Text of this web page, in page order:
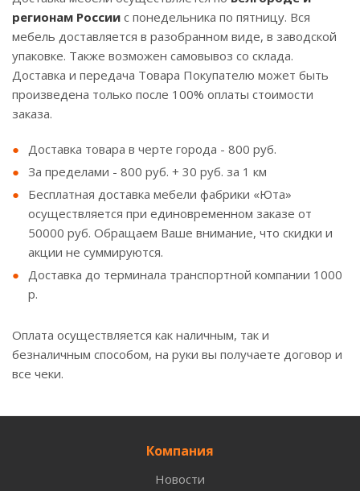
регионам России с понедельника по пятницу. Вся
мебель доставляется в разобранном виде, в заводской
упаковке. Также возможен самовывоз со склада.
Доставка и передача Товара Покупателю может быть
произведена только после 100% оплаты стоимости
заказа.
Доставка товара в черте города - 800 руб.
За пределами - 800 руб. + 30 руб. за 1 км
Бесплатная доставка мебели фабрики «Юта»
осуществляется при единовременном заказе от
50000 руб. Обращаем Ваше внимание, что скидки и
акции не суммируются.
Доставка до терминала транспортной компании 1000
р.
Оплата осуществляется как наличным, так и
безналичным способом, на руки вы получаете договор и
все чеки.
Компания
Новости